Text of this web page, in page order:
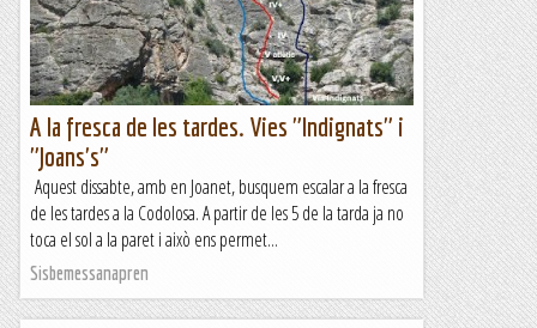
A la fresca de les tardes. Vies "Indignats" i
"Joans's"
Aquest dissabte, amb en Joanet, busquem escalar a la fresca
de les tardes a la Codolosa. A partir de les 5 de la tarda ja no
toca el sol a la paret i això ens permet...
Sisbemessanapren